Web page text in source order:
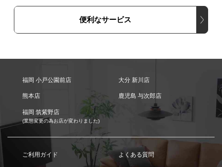
便利なサービス
福岡 小戸公園前店 大分 新川店
熊本店 鹿児島 与次郎店
福岡 筑紫野店
(業態変更の為お店が変わりました)
ご利用ガイド よくある質問